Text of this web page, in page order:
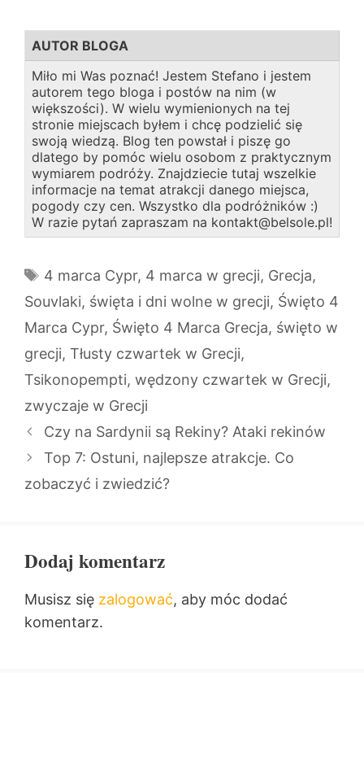
AUTOR BLOGA
Miło mi Was poznać! Jestem Stefano i jestem
autorem tego bloga i postów na nim (w
większości). W wielu wymienionych na tej
stronie miejscach byłem i chcę podzielić się
swoją wiedzą. Blog ten powstał i piszę go
dlatego by pomóc wielu osobom z praktycznym
wymiarem podróży. Znajdziecie tutaj wszelkie
informacje na temat atrakcji danego miejsca,
pogody czy cen. Wszystko dla podróżników :)
W razie pytań zapraszam na kontakt@belsole.pl!
Tagi
4 marca Cypr, 4 marca w grecji, Grecja,
Souvlaki, święta i dni wolne w grecji, Święto 4
Marca Cypr, Święto 4 Marca Grecja, święto w
grecji, Tłusty czwartek w Grecji,
Tsikonopempti, wędzony czwartek w Grecji,
zwyczaje w Grecji
Czy na Sardynii są Rekiny? Ataki rekinów
Top 7: Ostuni, najlepsze atrakcje. Co
zobaczyć i zwiedzić?
Dodaj komentarz
Musisz się zalogować, aby móc dodać
komentarz.